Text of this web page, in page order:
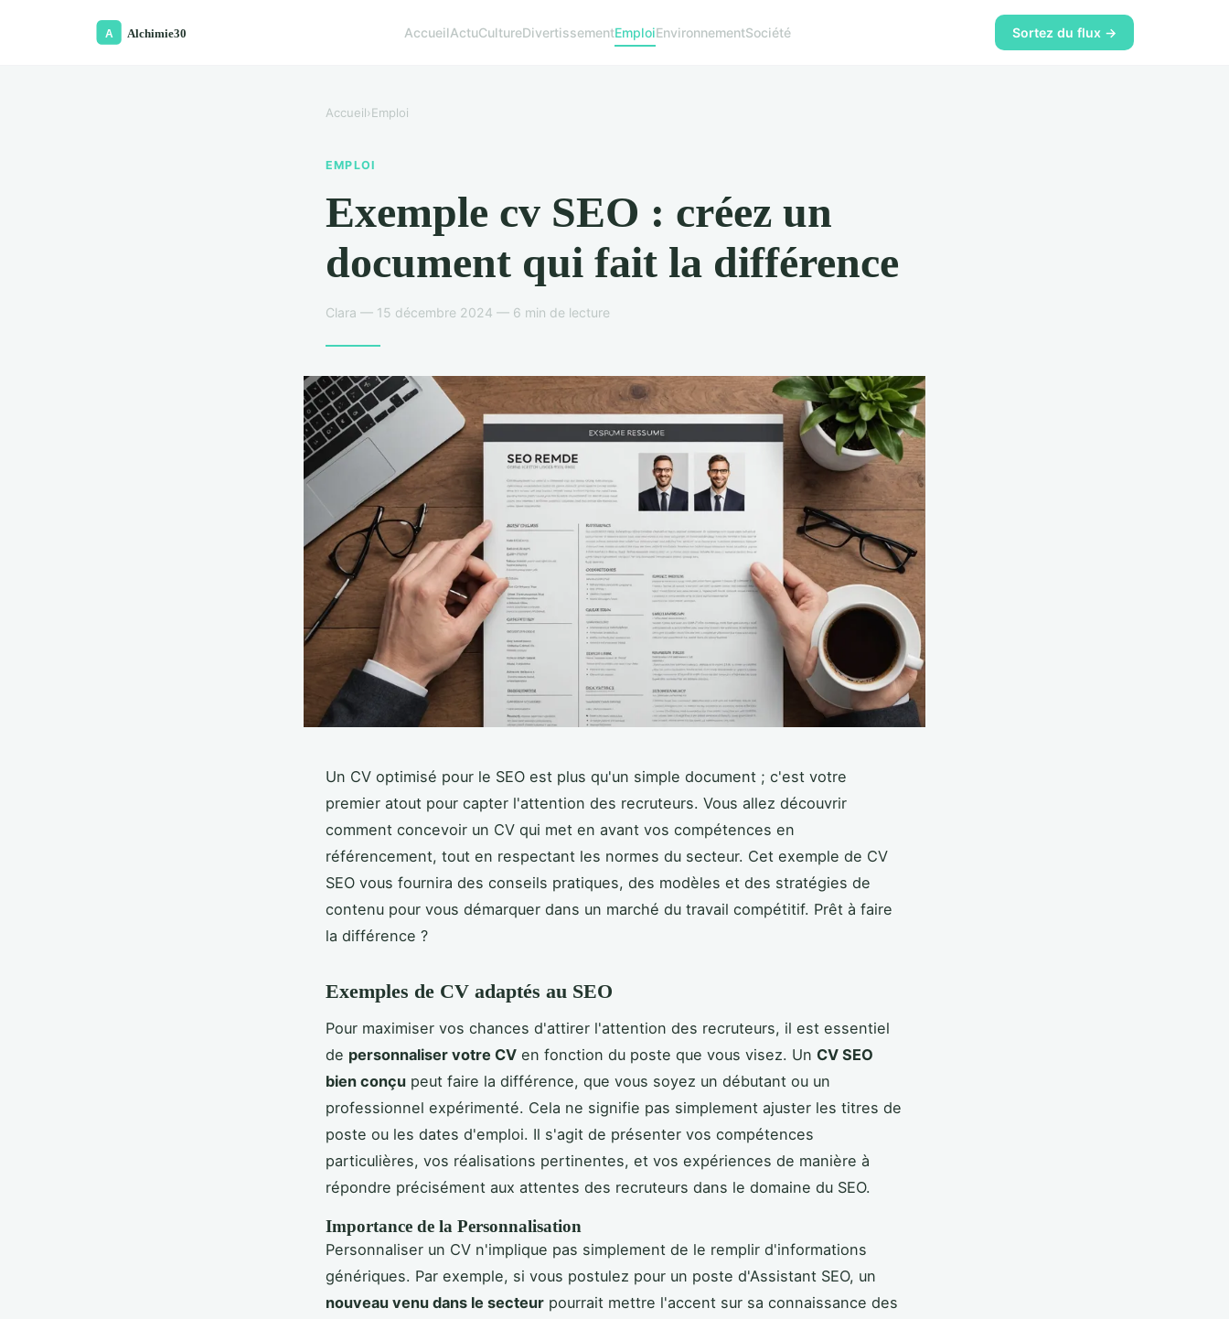
AccueilActuCultureDivertissementEmploiEnvironnementSociété Sortez du flux →
Accueil›Emploi
EMPLOI
Exemple cv SEO : créez un
document qui fait la différence
Clara — 15 décembre 2024 — 6 min de lecture
Un CV optimisé pour le SEO est plus qu'un simple document ; c'est votre
premier atout pour capter l'attention des recruteurs. Vous allez découvrir
comment concevoir un CV qui met en avant vos compétences en
référencement, tout en respectant les normes du secteur. Cet exemple de CV
SEO vous fournira des conseils pratiques, des modèles et des stratégies de
contenu pour vous démarquer dans un marché du travail compétitif. Prêt à faire
la différence ?
Exemples de CV adaptés au SEO
Pour maximiser vos chances d'attirer l'attention des recruteurs, il est essentiel
de personnaliser votre CV en fonction du poste que vous visez. Un CV SEO
bien conçu peut faire la différence, que vous soyez un débutant ou un
professionnel expérimenté. Cela ne signifie pas simplement ajuster les titres de
poste ou les dates d'emploi. Il s'agit de présenter vos compétences
particulières, vos réalisations pertinentes, et vos expériences de manière à
répondre précisément aux attentes des recruteurs dans le domaine du SEO.
Importance de la Personnalisation
Personnaliser un CV n'implique pas simplement de le remplir d'informations
génériques. Par exemple, si vous postulez pour un poste d'Assistant SEO, un
nouveau venu dans le secteur pourrait mettre l'accent sur sa connaissance des